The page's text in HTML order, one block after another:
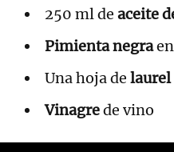
250 ml de aceite
Pimienta negra
Una hoja de laurel
Vinagrede vino